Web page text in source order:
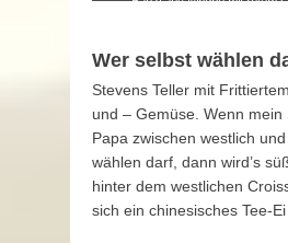
Wer selbst wählen
Stevens Teller mit
und – Gemüse. Wenn mein
Papa zwischen westlich
wählen darf, dann wird’s
hinter dem westlichen
sich ein chinesisches Tee-Ei